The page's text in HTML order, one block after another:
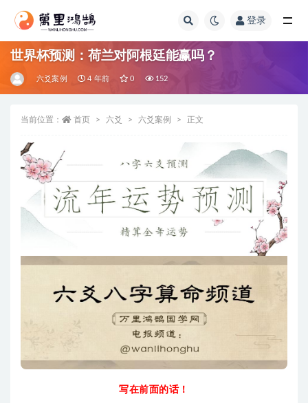
登录
世界杯预测：荷兰对阿根廷能赢吗？
六爻案例 4 年前 0 152
当前位置： 首页 六爻 六爻案例 正文
写在前面的话！